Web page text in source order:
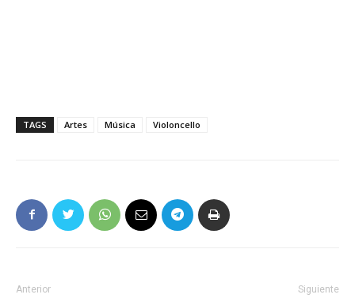
TAGS Artes Música Violoncello
Anterior Siguiente